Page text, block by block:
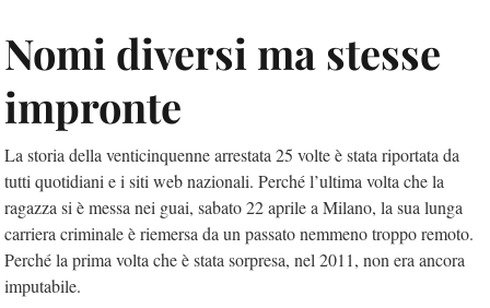
Nomi diversi ma stesse
impronte
La storia della venticinquenne arrestata 25 volte è stata riportata da
tutti quotidiani e i siti web nazionali. Perché l’ultima volta che la
ragazza si è messa nei guai, sabato 22 aprile a Milano, la sua lunga
carriera criminale è riemersa da un passato nemmeno troppo remoto.
Perché la prima volta che è stata sorpresa, nel 2011, non era ancora
imputabile.